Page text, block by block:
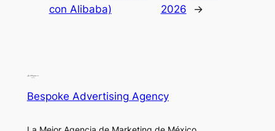
con Alibaba)
2026
→
Bespoke Advertising Agency